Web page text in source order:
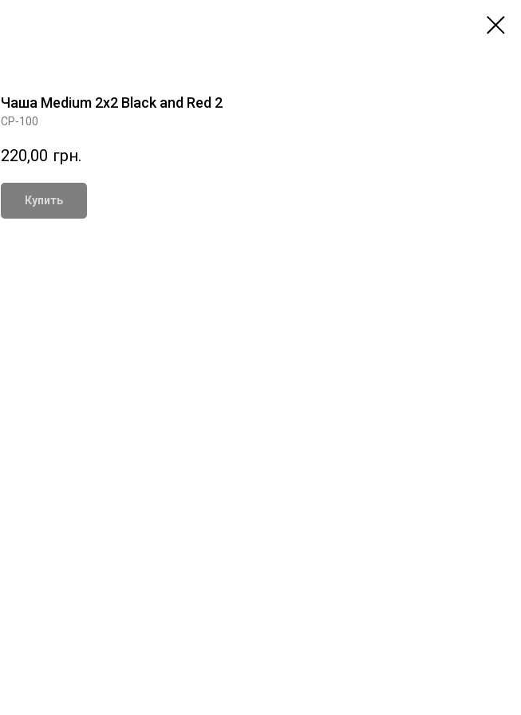
Чаша Medium 2x2 Black and Red 2
CP-100
220,00 грн.
Купить